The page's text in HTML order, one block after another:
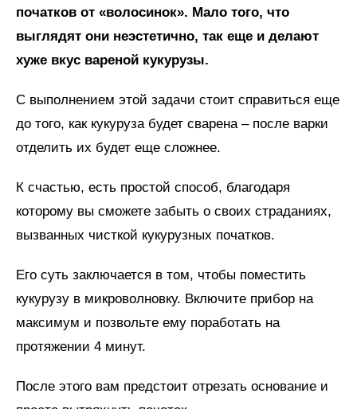
початков от «волосинок». Мало того, что
выглядят они неэстетично, так еще и делают
хуже вкус вареной кукурузы.
С выполнением этой задачи стоит справиться еще
до того, как кукуруза будет сварена – после варки
отделить их будет еще сложнее.
К счастью, есть простой способ, благодаря
которому вы сможете забыть о своих страданиях,
вызванных чисткой кукурузных початков.
Его суть заключается в том, чтобы поместить
кукурузу в микроволновку. Включите прибор на
максимум и позвольте ему поработать на
протяжении 4 минут.
После этого вам предстоит отрезать основание и